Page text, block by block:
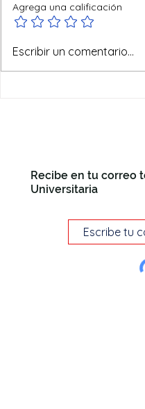
Visita Pastoral a la
Agrega una calificación
Escribir un comentario...
Recibe en tu correo
Universitaria